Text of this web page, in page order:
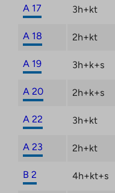
A 17 3h+kt
A 18 2h+kt
A 19 3h+k+s
A 20 2h+k+s
A 22 3h+kt
A 23 2h+kt
B 2 4h+kt+s